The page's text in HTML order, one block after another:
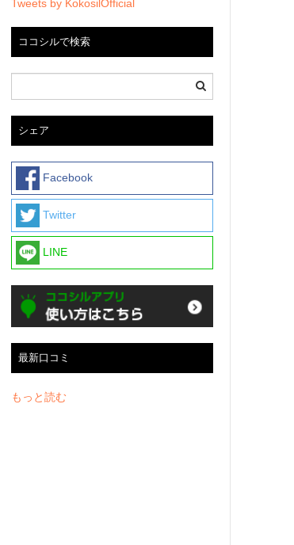
Tweets by KokosilOfficial
ココシルで検索
シェア
Facebook
Twitter
LINE
最新口コミ
もっと読む